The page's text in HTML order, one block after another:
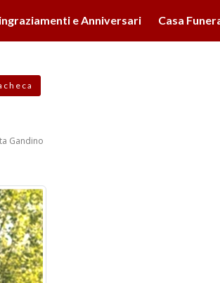
e Anniversari Casa
Gandino
acconsenti all'uso dei cookie.